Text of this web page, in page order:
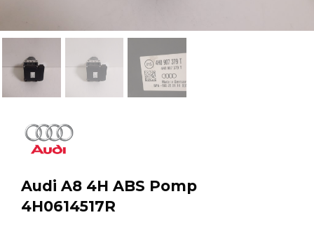
Audi A8 4H ABS Pomp
4H0614517R